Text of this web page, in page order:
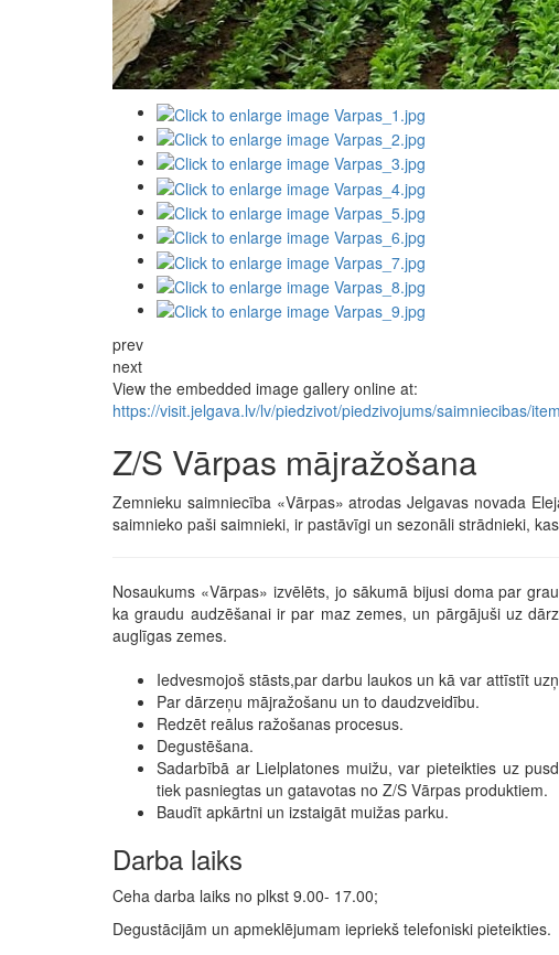
prev
next
View the embedded image gallery online at:
https://visit.jelgava.lv/lv/piedzivot/piedzivojums/saimniecibas/
Z/S Vārpas mājražošana
Zemnieku saimniecība «Vārpas» atrodas Jelgavas novada
saimnieko paši saimnieki, ir pastāvīgi un sezonāli strādnieki,
Nosaukums «Vārpas» izvēlēts, jo sākumā bijusi doma par
ka graudu audzēšanai ir par maz zemes, un pārgājuši uz
auglīgas zemes.
Iedvesmojoš stāsts,par darbu laukos un kā var attīstīt
Par dārzeņu mājražošanu un to daudzveidību.
Redzēt reālus ražošanas procesus.
Degustēšana.
Sadarbībā ar Lielplatones muižu, var pieteikties uz
tiek pasniegtas un gatavotas no Z/S Vārpas produktiem.
Baudīt apkārtni un izstaigāt muižas parku.
Darba laiks
Ceha darba laiks no plkst 9.00- 17.00;
Degustācijām un apmeklējumam iepriekš telefoniski pieteikties.